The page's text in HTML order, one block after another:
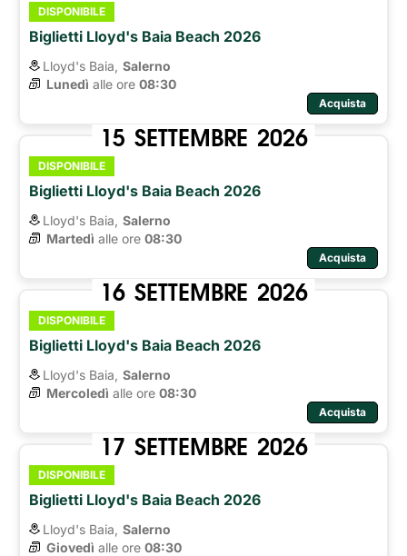
DISPONIBILE
Biglietti Lloyd's Baia Beach 2026
Lloyd's Baia, Salerno
Lunedì alle ore 08:30
Acquista
15 SETTEMBRE 2026
DISPONIBILE
Biglietti Lloyd's Baia Beach 2026
Lloyd's Baia, Salerno
Martedì alle ore 08:30
Acquista
16 SETTEMBRE 2026
DISPONIBILE
Biglietti Lloyd's Baia Beach 2026
Lloyd's Baia, Salerno
Mercoledì alle ore 08:30
Acquista
17 SETTEMBRE 2026
DISPONIBILE
Biglietti Lloyd's Baia Beach 2026
Lloyd's Baia, Salerno
Giovedì alle ore 08:30